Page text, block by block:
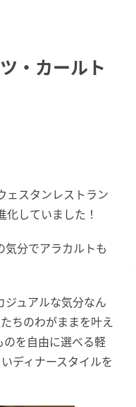
・カールト
ェスタンレストラン
化していました！
分でアラカルトも
ジュアルな気分なん
ちのわがままを叶え
のを自由に選べる軽
ディナースタイルを